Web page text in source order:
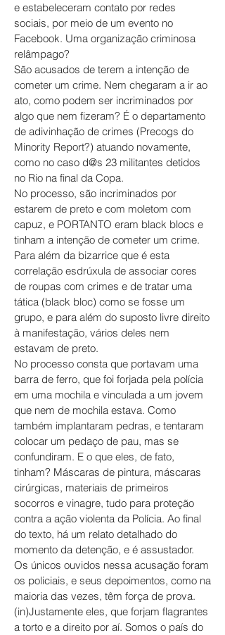
e estabeleceram contato por redes
sociais, por meio de um evento no
Facebook. Uma organização criminosa
relâmpago?
São acusados de terem a intenção de
cometer um crime. Nem chegaram a ir ao
ato, como podem ser incriminados por
algo que nem fizeram? É o departamento
de adivinhação de crimes (Precogs do
Minority Report?) atuando novamente,
como no caso d@s 23 militantes detidos
no Rio na final da Copa.
No processo, são incriminados por
estarem de preto e com moletom com
capuz, e PORTANTO eram black blocs e
tinham a intenção de cometer um crime.
Para além da bizarrice que é esta
correlação esdrúxula de associar cores
de roupas com crimes e de tratar uma
tática (black bloc) como se fosse um
grupo, e para além do suposto livre direito
à manifestação, vários deles nem
estavam de preto.
No processo consta que portavam uma
barra de ferro, que foi forjada pela polícia
em uma mochila e vinculada a um jovem
que nem de mochila estava. Como
também implantaram pedras, e tentaram
colocar um pedaço de pau, mas se
confundiram. E o que eles, de fato,
tinham? Máscaras de pintura, máscaras
cirúrgicas, materiais de primeiros
socorros e vinagre, tudo para proteção
contra a ação violenta da Polícia. Ao final
do texto, há um relato detalhado do
momento da detenção, e é assustador.
Os únicos ouvidos nessa acusação foram
os policiais, e seus depoimentos, como na
maioria das vezes, têm força de prova.
(in)Justamente eles, que forjam flagrantes
a torto e a direito por aí. Somos o país do